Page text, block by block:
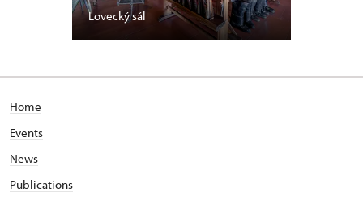
Lovecký sál
Home
Events
News
Publications